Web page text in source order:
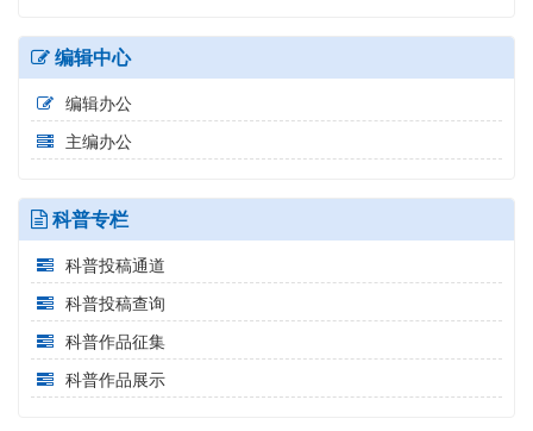
编辑中心
编辑办公
主编办公
科普专栏
科普投稿通道
科普投稿查询
科普作品征集
科普作品展示